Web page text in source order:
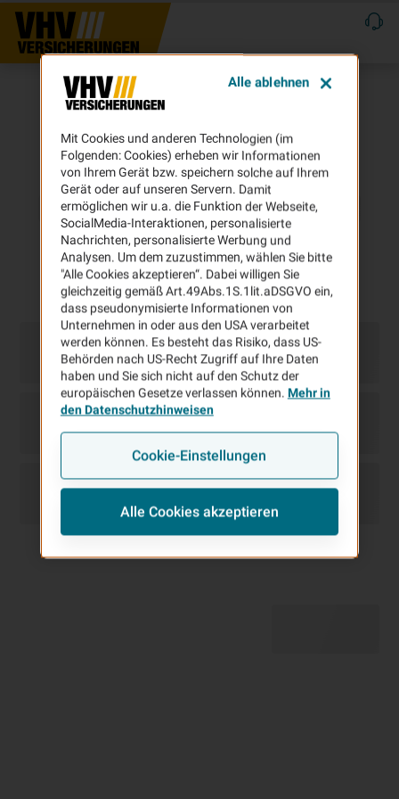
Mit Cookies und anderen Technologien (im
Folgenden: Cookies) erheben wir Informationen
von Ihrem Gerät bzw. speichern solche auf Ihrem
Gerät oder auf unseren Servern. Damit
ermöglichen wir u.a. die Funktion der Webseite,
SocialMedia-Interaktionen, personalisierte
Nachrichten, personalisierte Werbung und
Analysen. Um dem zuzustimmen, wählen Sie bitte
"Alle Cookies akzeptieren“. Dabei willigen Sie
gleichzeitig gemäß Art.49Abs.1S.1lit.aDSGVO ein,
dass pseudonymisierte Informationen von
Unternehmen in oder aus den USA verarbeitet
werden können. Es besteht das Risiko, dass US-
Behörden nach US-Recht Zugriff auf Ihre Daten
haben und Sie sich nicht auf den Schutz der
europäischen Gesetze verlassen können. Mehr in
den Datenschutzhinweisen
Cookie-Einstellungen
Alle Cookies akzeptieren
Alle ablehnen